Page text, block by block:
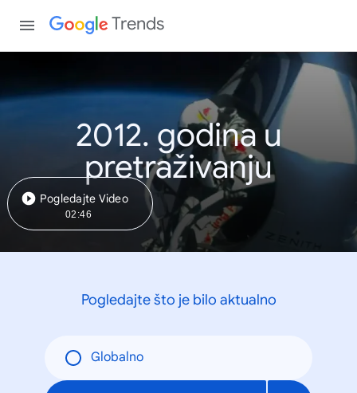
Trends
2012. godina u
pretraživanju
Pogledajte Video
02:46
Pogledajte što je bilo aktualno
Globalno